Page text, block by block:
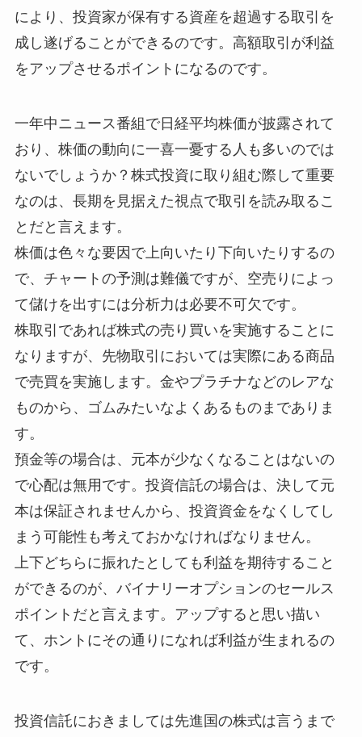
により、投資家が保有する資産を超過する取引を
成し遂げることができるのです。高額取引が利益
をアップさせるポイントになるのです。
一年中ニュース番組で日経平均株価が披露されて
おり、株価の動向に一喜一憂する人も多いのでは
ないでしょうか？株式投資に取り組む際して重要
なのは、長期を見据えた視点で取引を読み取るこ
とだと言えます。
株価は色々な要因で上向いたり下向いたりするの
で、チャートの予測は難儀ですが、空売りによっ
て儲けを出すには分析力は必要不可欠です。
株取引であれば株式の売り買いを実施することに
なりますが、先物取引においては実際にある商品
で売買を実施します。金やプラチナなどのレアな
ものから、ゴムみたいなよくあるものまでありま
す。
預金等の場合は、元本が少なくなることはないの
で心配は無用です。投資信託の場合は、決して元
本は保証されませんから、投資資金をなくしてし
まう可能性も考えておかなければなりません。
上下どちらに振れたとしても利益を期待すること
ができるのが、バイナリーオプションのセールス
ポイントだと言えます。アップすると思い描い
て、ホントにその通りになれば利益が生まれるの
です。
投資信託におきましては先進国の株式は言うまで